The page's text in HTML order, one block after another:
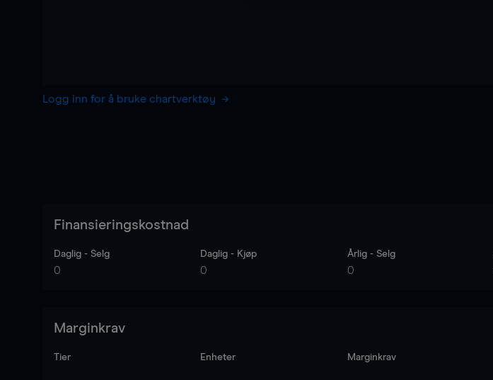
Logg inn for å bruke chartverktøy
Finansieringskostnad
Daglig - Selg
0
Daglig - Kjøp
0
Årlig - Selg
0
Marginkrav
Tier Enheter Marginkrav